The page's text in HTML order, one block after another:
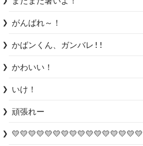
がんばれ～！
かばンくん、ガンバレ!!
かわいい！
いけ！
頑張れー
💛💛💛💛💛💛💛💛💛💛💛💛💛💛💛💛